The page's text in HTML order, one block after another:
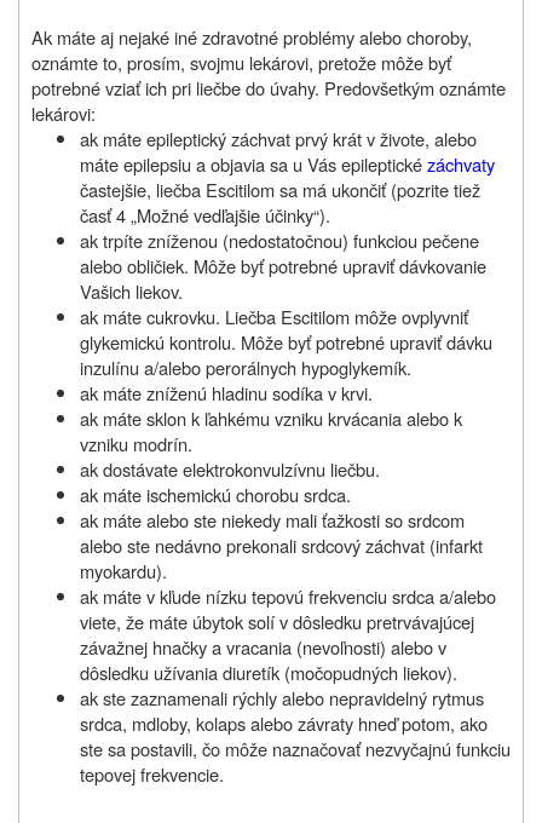
Ak máte aj nejaké iné zdravotné problémy alebo choroby,
oznámte to, prosím, svojmu lekárovi, pretože môže byť
potrebné vziať ich pri liečbe do úvahy. Predovšetkým oznámte
lekárovi:
ak máte epileptický záchvat prvý krát v živote, alebo
máte epilepsiu a objavia sa u Vás epileptickézáchvaty
častejšie, liečba Escitilom sa má ukončiť (pozrite tiež
časť 4 „Možné vedľajšie účinky“).
ak trpíte zníženou (nedostatočnou) funkciou pečene
alebo obličiek. Môže byť potrebné upraviť dávkovanie
Vašich liekov.
ak máte cukrovku. Liečba Escitilom môže ovplyvniť
glykemickú kontrolu. Môže byť potrebné upraviť dávku
inzulínu a/alebo perorálnych hypoglykemík.
ak máte zníženú hladinu sodíka v krvi.
ak máte sklon k ľahkému vzniku krvácania alebo k
vzniku modrín.
ak dostávate elektrokonvulzívnu liečbu.
ak máte ischemickú chorobu srdca.
ak máte alebo ste niekedy mali ťažkosti so srdcom
alebo ste nedávno prekonali srdcový záchvat (infarkt
myokardu).
ak máte v kľude nízku tepovú frekvenciu srdca a/alebo
viete, že máte úbytok solí v dôsledku pretrvávajúcej
závažnej hnačky a vracania (nevoľnosti) alebo v
dôsledku užívania diuretík (močopudných liekov).
ak ste zaznamenali rýchly alebo nepravidelný rytmus
srdca, mdloby, kolaps alebo závraty hneď potom, ako
ste sa postavili, čo môže naznačovať nezvyčajnú funkciu
tepovej frekvencie.